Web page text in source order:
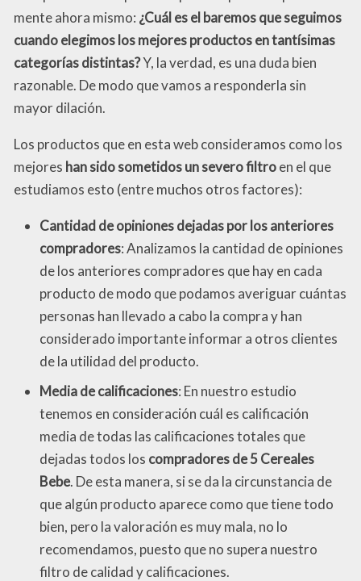
mente ahora mismo: ¿Cuál es el baremos que seguimos
cuando elegimos los mejores productos en tantísimas
categorías distintas?Y, la verdad, es una duda bien
razonable. De modo que vamos a responderla sin
mayor dilación.
Los productos que en esta web consideramos como los
mejores han sido sometidos un severo filtroen el que
estudiamos esto (entre muchos otros factores):
Cantidad de opiniones dejadas por los anteriores
compradores: Analizamos la cantidad de opiniones
de los anteriores compradores que hay en cada
producto de modo que podamos averiguar cuántas
personas han llevado a cabo la compra y han
considerado importante informar a otros clientes
de la utilidad del producto.
Media de calificaciones: En nuestro estudio
tenemos en consideración cuál es calificación
media de todas las calificaciones totales que
dejadas todos los compradores de 5 Cereales
Bebe. De esta manera, si se da la circunstancia de
que algún producto aparece como que tiene todo
bien, pero la valoración es muy mala, no lo
recomendamos, puesto que no supera nuestro
filtro de calidad y calificaciones.